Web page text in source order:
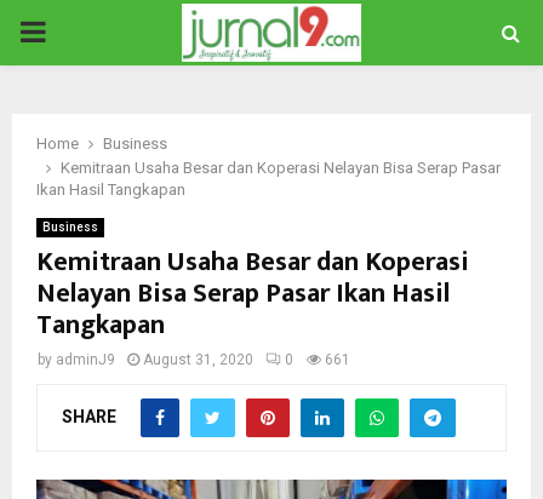
PRIMARY
Home
Business
Kemitraan Usaha Besar dan Koperasi Nelayan Bisa Serap Pasar
Ikan Hasil Tangkapan
Business
Kemitraan Usaha Besar dan Koperasi
Nelayan Bisa Serap Pasar Ikan Hasil
Tangkapan
by adminJ9 August 31, 2020 0 661
SHARE